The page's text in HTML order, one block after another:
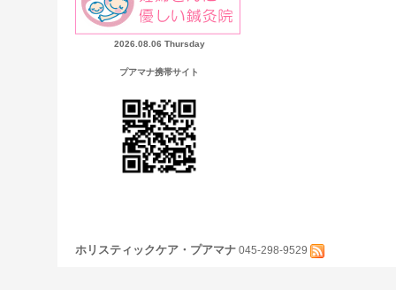
2026.08.06 Thursday
プアマナ携帯サイト
ホリスティックケア・プアマナ 045-298-9529